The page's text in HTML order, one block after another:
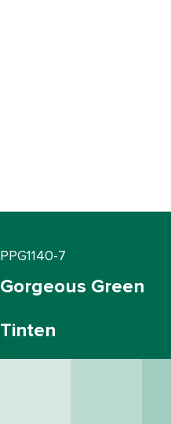
PPG1140-7
Gorgeous Green
Tinten